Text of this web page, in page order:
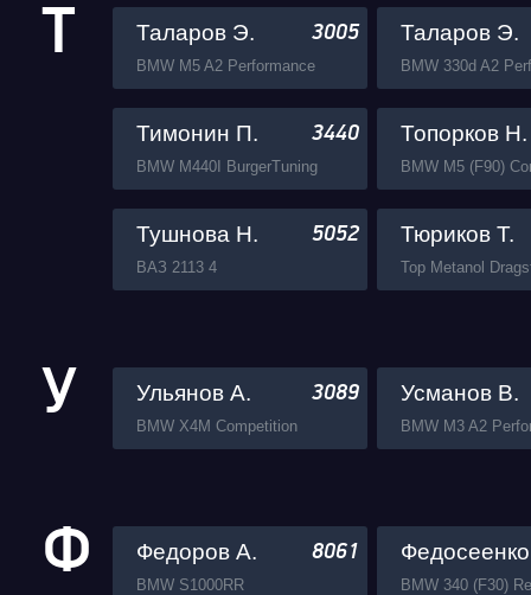
Т Таларов Э. 3005
BMW M5 A2 Performance
Таларов Э.
BMW 330d A2
Тимонин П. 3440
BMW M440I BurgerTuning
Топорков Н.
Тушнова Н. 5052
ВАЗ 2113 4
Тюриков Т.
У Ульянов А. 3089
BMW X4M Competition
Усманов В.
BMW M3 A2
Ф Федоров А. 8061
BMW S1000RR